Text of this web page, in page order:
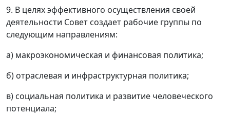
9. В целях эффективного осуществления своей
деятельности Совет создает рабочие группы по
следующим направлениям:
а) макроэкономическая и финансовая политика;
б) отраслевая и инфраструктурная политика;
в) социальная политика и развитие человеческого
потенциала;